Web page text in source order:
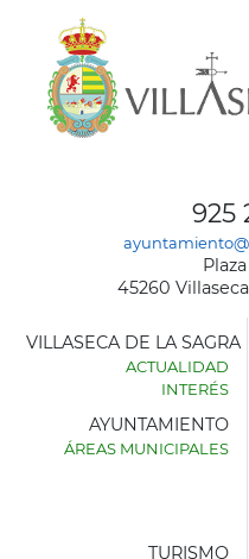
925
45260
AYUNTAMIENTO
VILLASECA DE LA SAGRA
ACTUALIDAD
INTERÉS
AYUNTAMIENTO
ÁREAS MUNICIPALES
TURISMO